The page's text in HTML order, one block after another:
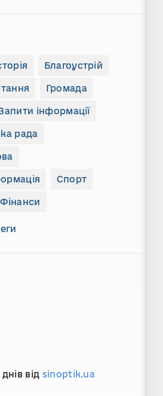
Благоустрій
Громада
інформації
рада
Спорт
Фінанси
від sinoptik.ua